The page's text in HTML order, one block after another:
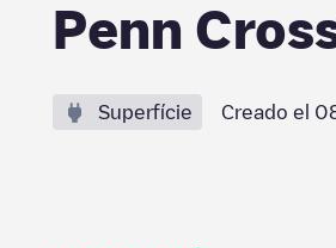
Penn
Superfície Creado el